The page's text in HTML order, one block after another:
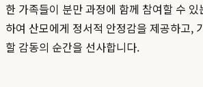
한 가족들이 분만 과정에 함께 참여할 수
하여 산모에게 정서적 안정감을 제공하고,
할 감동의 순간을 선사합니다.